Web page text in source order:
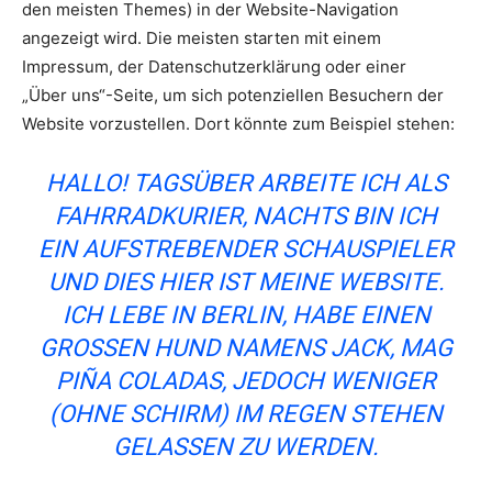
den meisten Themes) in der Website-Navigation
angezeigt wird. Die meisten starten mit einem
Impressum, der Datenschutzerklärung oder einer
„Über uns“-Seite, um sich potenziellen Besuchern der
Website vorzustellen. Dort könnte zum Beispiel stehen:
HALLO! TAGSÜBER ARBEITE ICH ALS
FAHRRADKURIER, NACHTS BIN ICH
EIN AUFSTREBENDER SCHAUSPIELER
UND DIES HIER IST MEINE WEBSITE.
ICH LEBE IN BERLIN, HABE EINEN
GROSSEN HUND NAMENS JACK, MAG P
IÑA COLADAS, JEDOCH WENIGER (
OHNE SCHIRM) IM REGEN STEHEN G
ELASSEN ZU WERDEN.